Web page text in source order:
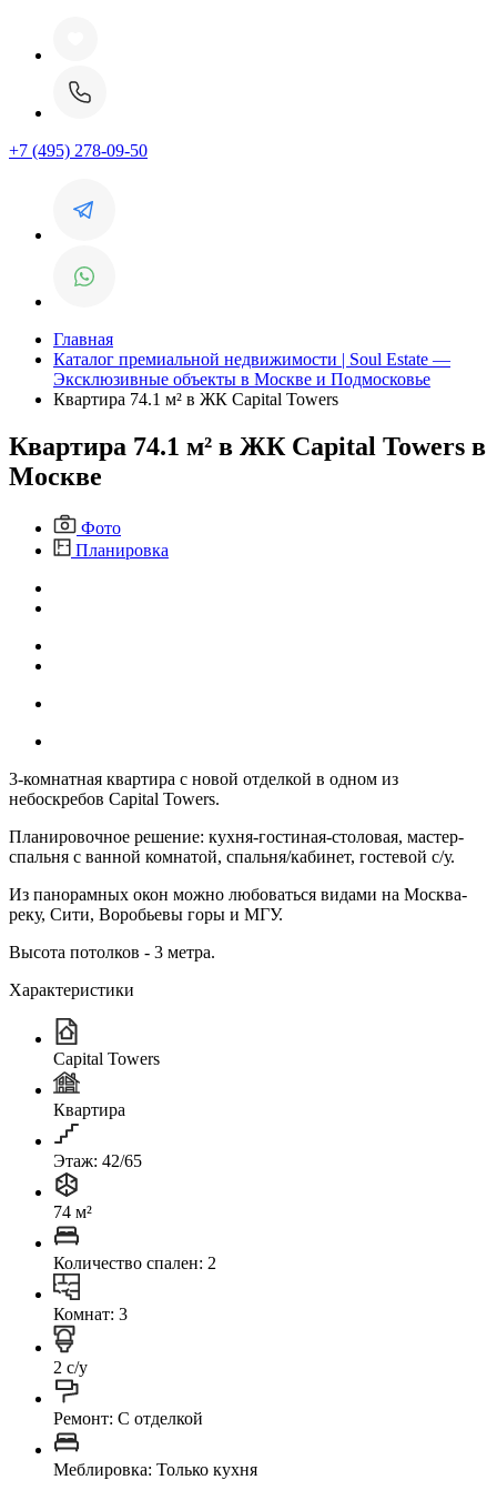
+7 (495) 278-09-50
Главная
Каталог премиальной недвижимости | Soul Estate —
Эксклюзивные объекты в Москве и Подмосковье
Квартира 74.1 м² в ЖК Capital Towers
Квартира 74.1 м² в ЖК Capital Towers в
Москве
Фото
Планировка
3-комнатная квартира с новой отделкой в одном из
небоскребов Capital Towers.
Планировочное решение: кухня-гостиная-столовая, мастер-
спальня с ванной комнатой, спальня/кабинет, гостевой с/у.
Из панорамных окон можно любоваться видами на Москва-
реку, Сити, Воробьевы горы и МГУ.
Высота потолков - 3 метра.
Характеристики
Capital Towers
Квартира
Этаж: 42/65
74 м²
Количество спален: 2
Комнат: 3
2 с/у
Ремонт: C отделкой
Меблировка: Только кухня